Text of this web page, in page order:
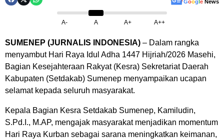
Google News
A- A A+ A++
SUMENEP (JURNALIS INDONESIA) – Dalam rangka
menyambut Hari Raya Idul Adha 1447 Hijriah/2026 Masehi,
Bagian Kesejahteraan Rakyat (Kesra) Sekretariat Daerah
Kabupaten (Setdakab) Sumenep menyampaikan ucapan
selamat kepada seluruh masyarakat.
Kepala Bagian Kesra Setdakab Sumenep, Kamiludin,
S.Pd.I., M.AP, mengajak masyarakat menjadikan momentum
Hari Raya Kurban sebagai sarana meningkatkan keimanan,